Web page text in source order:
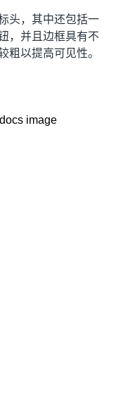
头，其中还包括一
，并且边框具有不
以提高可见性。